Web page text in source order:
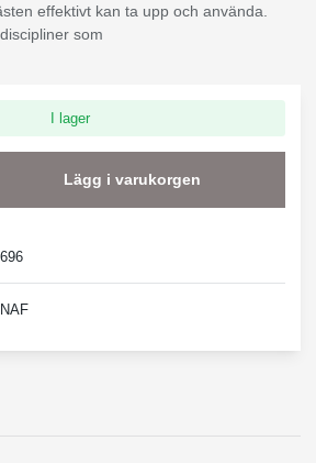
effektivt kan ta upp och använda.
som
I lager
Lägg i varukorgen
696
NAF